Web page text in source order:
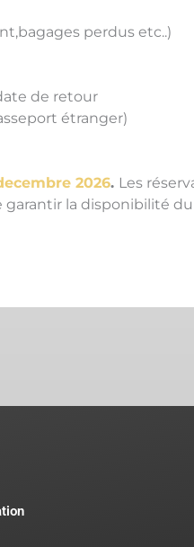
perdus etc..)
de retour
étranger)
2026. Les
la disponibilité